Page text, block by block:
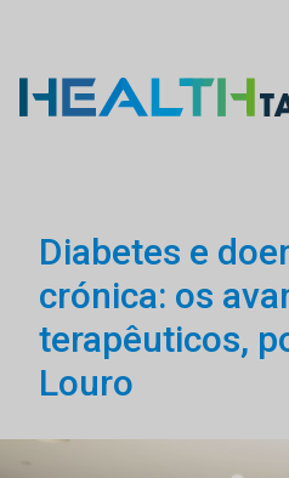
Diabetes e
crónica: os
terapêuticos,
Louro